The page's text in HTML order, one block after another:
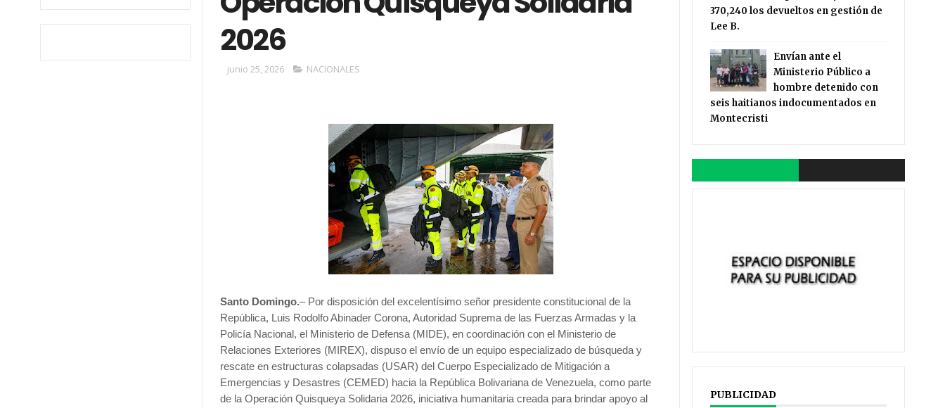
2026
junio 25, 2026 NACIONALES
Santo Domingo.– Por disposición del excelentísimo señor presidente constitucional de la
República, Luis Rodolfo Abinader Corona, Autoridad Suprema de las Fuerzas Armadas y la
Policía Nacional, el Ministerio de Defensa (MIDE), en coordinación con el Ministerio de
Relaciones Exteriores (MIREX), dispuso el envío de un equipo especializado de búsqueda y
rescate en estructuras colapsadas (USAR) del Cuerpo Especializado de Mitigación a
Emergencias y Desastres (CEMED) hacia la República Bolivariana de Venezuela, como parte
de la Operación Quisqueya Solidaria 2026, iniciativa humanitaria creada para brindar apoyo al
370,240 los devueltos en gestión de
Lee B.
Envían ante el
Ministerio Público a
hombre detenido con
seis haitianos indocumentados en
Montecristi
PUBLICIDAD